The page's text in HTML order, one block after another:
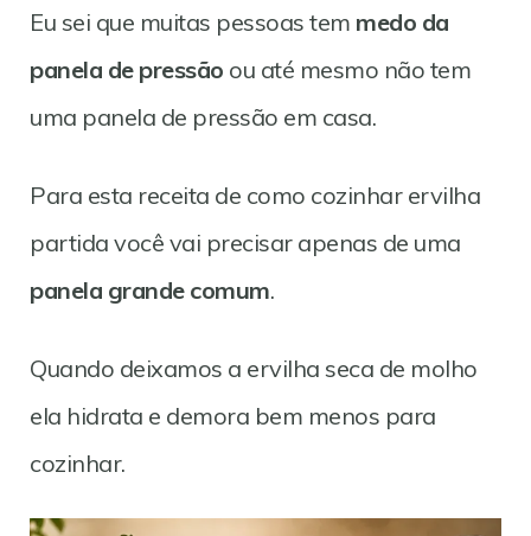
Eu sei que muitas pessoas tem medo da
panela de pressão ou até mesmo não tem
uma panela de pressão em casa.
Para esta receita de como cozinhar ervilha
partida você vai precisar apenas de uma
panela grande comum.
Quando deixamos a ervilha seca de molho
ela hidrata e demora bem menos para
cozinhar.